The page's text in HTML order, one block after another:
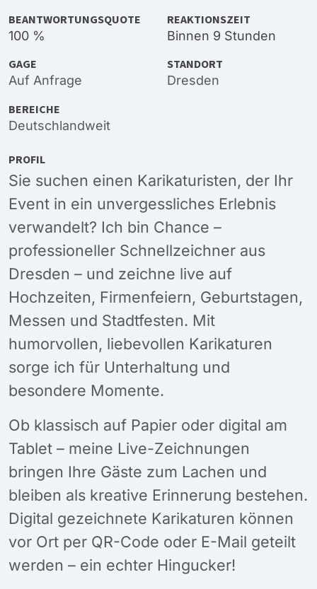
BEANTWORTUNGSQUOTE
100 %
REAKTIONSZEIT
Binnen 9 Stunden
GAGE
Auf Anfrage
STANDORT
Dresden
BEREICHE
Deutschlandweit
PROFIL
Sie suchen einen Karikaturisten, der Ihr
Event in ein unvergessliches Erlebnis
verwandelt? Ich bin Chance –
professioneller Schnellzeichner aus
Dresden – und zeichne live auf
Hochzeiten, Firmenfeiern, Geburtstagen,
Messen und Stadtfesten. Mit
humorvollen, liebevollen Karikaturen
sorge ich für Unterhaltung und
besondere Momente.
Ob klassisch auf Papier oder digital am
Tablet – meine Live-Zeichnungen
bringen Ihre Gäste zum Lachen und
bleiben als kreative Erinnerung bestehen.
Digital gezeichnete Karikaturen können
vor Ort per QR-Code oder E-Mail geteilt
werden – ein echter Hingucker!